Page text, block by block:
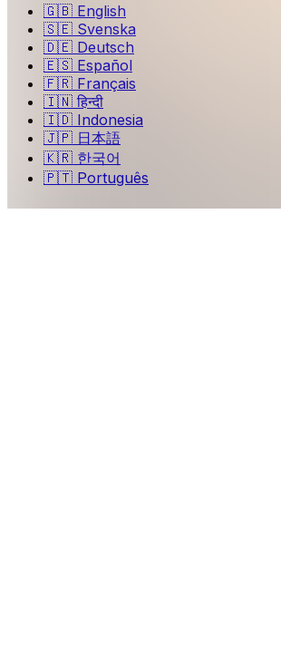
🇬🇧 English
🇸🇪 Svenska
🇩🇪 Deutsch
🇪🇸 Español
🇫🇷 Français
🇮🇳हिन्दी
🇮🇩 Indonesia
🇯🇵 日本語
🇰🇷 한국어
🇵🇹 Português